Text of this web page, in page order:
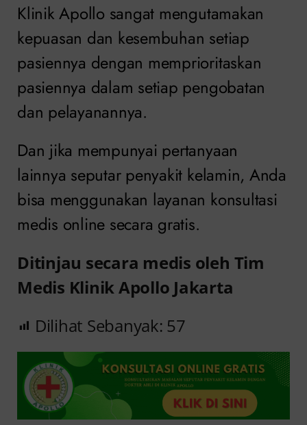
Klinik Apollo sangat mengutamakan
kepuasan dan kesembuhan setiap
pasiennya dengan memprioritaskan
pasiennya dalam setiap pengobatan
dan pelayanannya.
Dan jika mempunyai pertanyaan
lainnya seputar penyakit kelamin, Anda
bisa menggunakan layanan konsultasi
medis online secara gratis.
Ditinjau secara medis oleh Tim
Medis Klinik Apollo Jakarta
Dilihat Sebanyak: 57